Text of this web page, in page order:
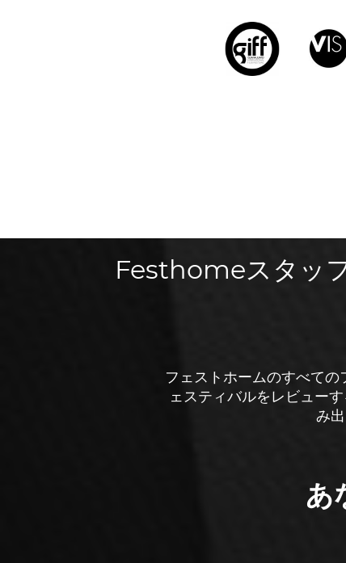
Festhomeスタッ
フェストホームのすべて
ェスティバルをレビュー
み
あ